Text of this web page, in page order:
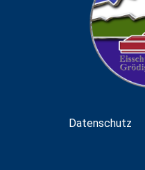
Datenschutz